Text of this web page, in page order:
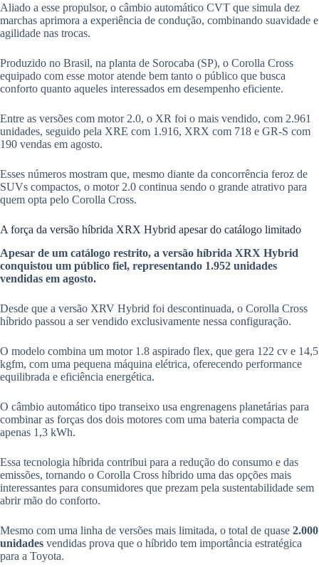
Aliado a esse propulsor, o câmbio automático CVT que simula dez
marchas aprimora a experiência de condução, combinando suavidade e
agilidade nas trocas.
Produzido no Brasil, na planta de Sorocaba (SP), o Corolla Cross
equipado com esse motor atende bem tanto o público que busca
conforto quanto aqueles interessados em desempenho eficiente.
Entre as versões com motor 2.0, o XR foi o mais vendido, com 2.961
unidades, seguido pela XRE com 1.916, XRX com 718 e GR-S com
190 vendas em agosto.
Esses números mostram que, mesmo diante da concorrência feroz de
SUVs compactos, o motor 2.0 continua sendo o grande atrativo para
quem opta pelo Corolla Cross.
A força da versão híbrida XRX Hybrid apesar do catálogo limitado
Apesar de um catálogo restrito, a versão híbrida XRX Hybrid
conquistou um público fiel, representando 1.952 unidades
vendidas em agosto.
Desde que a versão XRV Hybrid foi descontinuada, o Corolla Cross
híbrido passou a ser vendido exclusivamente nessa configuração.
O modelo combina um motor 1.8 aspirado flex, que gera 122 cv e 14,5
kgfm, com uma pequena máquina elétrica, oferecendo performance
equilibrada e eficiência energética.
O câmbio automático tipo transeixo usa engrenagens planetárias para
combinar as forças dos dois motores com uma bateria compacta de
apenas 1,3 kWh.
Essa tecnologia híbrida contribui para a redução do consumo e das
emissões, tornando o Corolla Cross híbrido uma das opções mais
interessantes para consumidores que prezam pela sustentabilidade sem
abrir mão do conforto.
Mesmo com uma linha de versões mais limitada, o total de quase 2.000
unidades vendidas prova que o híbrido tem importância estratégica
para a Toyota.